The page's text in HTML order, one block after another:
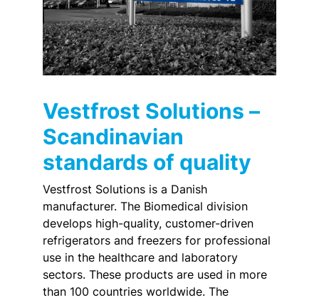
Vestfrost Solutions –
Scandinavian
standards of quality
Vestfrost Solutions is a Danish
manufacturer. The Biomedical division
develops high-quality, customer-driven
refrigerators and freezers for professional
use in the healthcare and laboratory
sectors. These products are used in more
than 100 countries worldwide. The